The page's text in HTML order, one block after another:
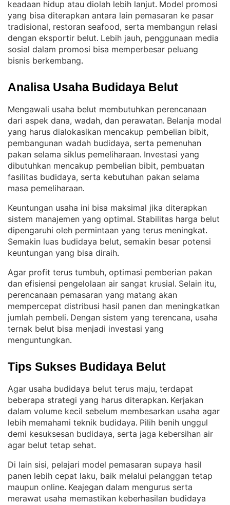
keadaan hidup atau diolah lebih lanjut. Model promosi
yang bisa diterapkan antara lain pemasaran ke pasar
tradisional, restoran seafood, serta membangun relasi
dengan eksportir belut. Lebih jauh, penggunaan media
sosial dalam promosi bisa memperbesar peluang
bisnis berkembang.
Analisa Usaha Budidaya Belut
Mengawali usaha belut membutuhkan perencanaan
dari aspek dana, wadah, dan perawatan. Belanja modal
yang harus dialokasikan mencakup pembelian bibit,
pembangunan wadah budidaya, serta pemenuhan
pakan selama siklus pemeliharaan. Investasi yang
dibutuhkan mencakup pembelian bibit, pembuatan
fasilitas budidaya, serta kebutuhan pakan selama
masa pemeliharaan.
Keuntungan usaha ini bisa maksimal jika diterapkan
sistem manajemen yang optimal. Stabilitas harga belut
dipengaruhi oleh permintaan yang terus meningkat
Semakin luas budidaya belut, semakin besar potensi
keuntungan yang bisa diraih.
Agar profit terus tumbuh, optimasi pemberian pakan
dan efisiensi pengelolaan air sangat krusial. Selain itu,
perencanaan pemasaran yang matang akan
mempercepat distribusi hasil panen dan meningkatkan
jumlah pembeli. Dengan sistem yang terencana, usaha
ternak belut bisa menjadi investasi yang
menguntungkan.
Tips Sukses Budidaya Belut
Agar usaha budidaya belut terus maju, terdapat
beberapa strategi yang harus diterapkan. Kerjakan
dalam volume kecil sebelum membesarkan usaha agar
lebih memahami teknik budidaya. Pilih benih unggul
demi kesuksesan budidaya, serta jaga kebersihan air
agar belut tetap sehat.
Di lain sisi, pelajari model pemasaran supaya hasil
panen lebih cepat laku, baik melalui pelanggan tetap
maupun online. Keajegan dalam mengurus serta
merawat usaha memastikan keberhasilan budidaya